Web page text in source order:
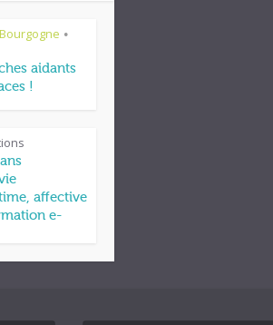
•
aidants
!
affective
e-